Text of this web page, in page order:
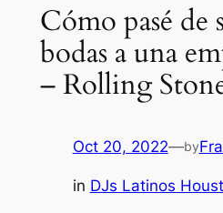
Cómo pasé de
bodas a una
– Rolling
Oct 20, 2022—by
in DJs Latinos